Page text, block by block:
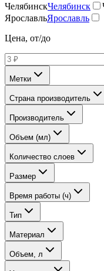
ЧелябинскЧелябинск
ЯрославльЯрославль
Цена, от/до
Метки
Страна производитель
Производитель
Объем (мл)
Количество слоев
Размер
Время работы (ч)
Тип
Материал
Объем, л